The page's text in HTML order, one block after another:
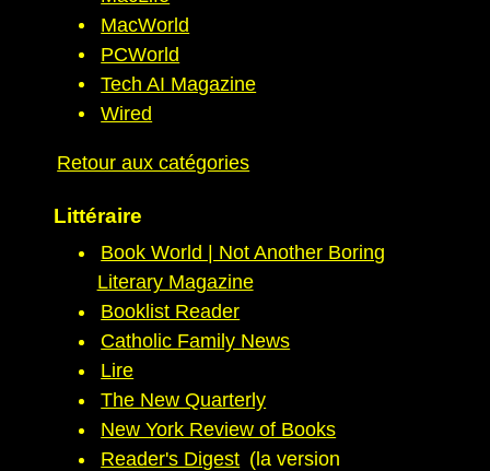
MacWorld
PCWorld
Tech AI Magazine
Wired
Retour aux catégories
Littéraire
Book World | Not Another Boring
Literary Magazine
Booklist Reader
Catholic Family News
Lire
The New Quarterly
New York Review of Books
Reader's Digest (la version